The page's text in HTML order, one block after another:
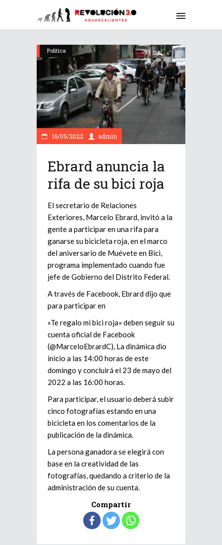
Política
16/05/2022 admin
Ebrard anuncia la
rifa de su bici roja
El secretario de Relaciones
Exteriores, Marcelo Ebrard, invitó a la
gente a participar en una rifa para
ganarse su bicicleta roja, en el marco
del aniversario de Muévete en Bici,
programa implementado cuando fue
jefe de Gobierno del Distrito Federal.
A través de Facebook, Ebrard dijo que
para participar en
«Te regalo mi bici roja» deben seguir su
cuenta oficial de Facebook
(@MarceloEbrardC), La dinámica dio
inicio a las 14:00 horas de este
domingo y concluirá el 23 de mayo del
2022 a las 16:00 horas.
Para participar, el usuario deberá subir
cinco fotografías estando en una
bicicleta en los comentarios de la
publicación de la dinámica.
La persona ganadora se elegirá con
base en la creatividad de las
fotografías, quedando a criterio de la
administración de su cuenta.
Compartir